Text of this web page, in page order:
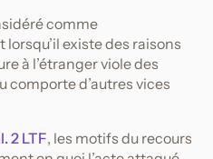
comme
existe des raisons
à l’étranger viole des
d’autres vices
2 LTF, les motifs du recours